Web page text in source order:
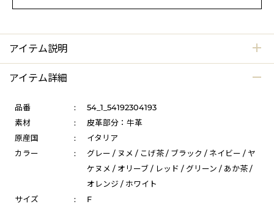
アイテム説明
アイテム詳細
品番 :
54_1_54192304193
素材
:
皮革部分：牛革
原産国
:
イタリア
カラー
:
グレー / ヌメ / こげ茶 / ブラック / ネイビー / ヤ
ケヌメ / オリーブ / レッド / グリーン / あか茶 /
オレンジ / ホワイト
サイズ
:
F